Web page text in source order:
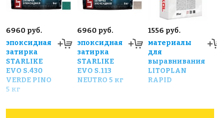
6960 руб.
эпоксидная
затирка
STARLIKE
EVO S.430
VERDE PINO
5 кг
6960 руб.
эпоксидная
затирка
STARLIKE
EVO S.113
NEUTRO 5 кг
1556 руб.
материалы
для
выравнивания
LITOPLAN
RAPID